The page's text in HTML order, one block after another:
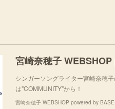
宮崎奈穂子
シンガーソングライター宮崎奈穂
は"COMMUNITY"から！
宮崎奈穂子 WEBSHOP powered by BASE